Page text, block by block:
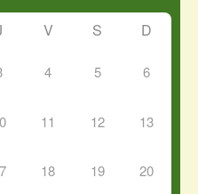
V S D
4 5 6
11 12 13
18 19 20